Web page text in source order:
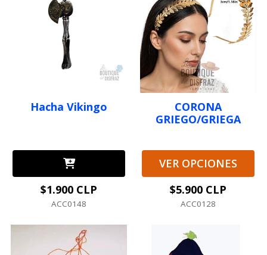
Hacha Vikingo
$1.900 CLP
ACC0148
CORONA
GRIEGO/GRIEGA
VER OPCIONES
$5.900 CLP
ACC0128